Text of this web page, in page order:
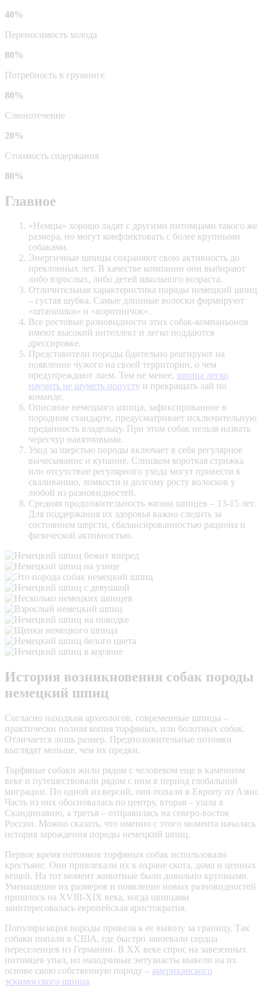
40%
Переносимость холода
80%
Потребность в груминге
80%
Слюнотечение
20%
Стоимость содержания
80%
Главное
«Немцы» хорошо ладят с другими питомцами такого же
размера, но могут конфликтовать с более крупными
собаками.
Энергичные шпицы сохраняют свою активность до
преклонных лет. В качестве компании они выбирают
либо взрослых, либо детей школьного возраста.
Отличительная характеристика породы немецкий шпиц
– густая шубка. Самые длинные волоски формируют
«штанишки» и «воротничок».
Все ростовые разновидности этих собак-компаньонов
имеют высокий интеллект и легко поддаются
дрессировке.
Представители породы бдительно реагируют на
появление чужого на своей территории, о чем
предупреждают лаем. Тем не менее, шпица легко
научить не шуметь попусту и прекращать лай по
команде.
Описание немецкого шпица, зафиксированное в
породном стандарте, предусматривает исключительную
преданность владельцу. При этом собак нельзя назвать
чересчур навязчивыми.
Уход за шерстью породы включает в себя регулярное
вычесывание и купание. Слишком короткая стрижка
или отсутствие регулярного ухода могут привести к
сваливанию, ломкости и долгому росту волосков у
любой из разновидностей.
Средняя продолжительность жизни шпицев – 13-15 лет.
Для поддержания их здоровья важно следить за
состоянием шерсти, сбалансированностью рациона и
физической активностью.
История возникновения собак породы
немецкий шпиц
Согласно находкам археологов, современные шпицы –
практически полная копия торфяных, или болотных собак.
Отличается лишь размер. Предположительные потомки
выглядят меньше, чем их предки.
Торфяные собаки жили рядом с человеком еще в каменном
веке и путешествовали рядом с ним в период глобальной
миграции. По одной из версий, они попали в Европу из Азии.
Часть из них обосновалась по центру, вторая – ушла в
Скандинавию, а третья – отправилась на северо-восток
России. Можно сказать, что именно с этого момента началась
история зарождения породы немецкий шпиц.
Первое время потомков торфяных собак использовали
крестьяне. Они привлекали их к охране скота, дома и ценных
вещей. На тот момент животные были довольно крупными.
Уменьшение их размеров и появление новых разновидностей
пришлось на XVIII-XIX века, когда шпицами
заинтересовалась европейская аристократия.
Популяризация породы привела к ее вывозу за границу. Так
собаки попали в США, где быстро завоевали сердца
переселенцев из Германии. В XX веке спрос на завезенных
питомцев упал, но находчивые энтузиасты вывели на их
основе свою собственную породу – американского
эскимосского шпица.